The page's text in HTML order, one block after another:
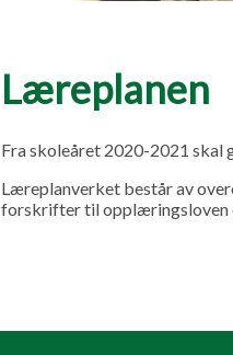
Læreplanen
Fra skoleåret 2020-2021 skal
Læreplanverket består av
forskrifter til opplæringsloven